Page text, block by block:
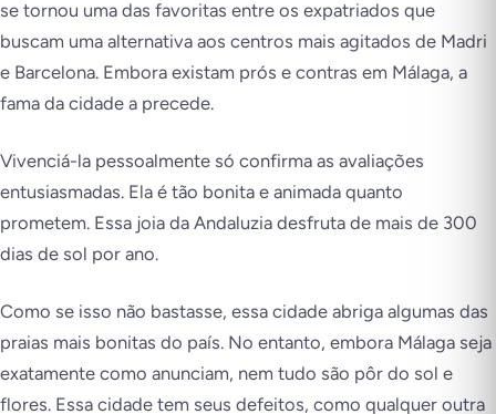
se tornou uma das favoritas entre os expatriados que
buscam uma alternativa aos centros mais agitados de Madri
e Barcelona. Embora existam prós e contras em Málaga, a
fama da cidade a precede.
Vivenciá-la pessoalmente só confirma as avaliações
entusiasmadas. Ela é tão bonita e animada quanto
prometem. Essa joia da Andaluzia desfruta de mais de 300
dias de sol por ano.
Como se isso não bastasse, essa cidade abriga algumas das
praias mais bonitas do país. No entanto, embora Málaga seja
exatamente como anunciam, nem tudo são pôr do sol e
flores. Essa cidade tem seus defeitos, como qualquer outra